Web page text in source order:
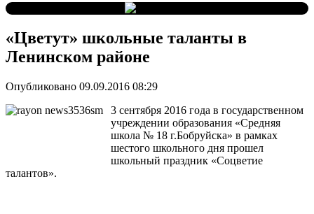
«Цветут» школьные таланты в
Ленинском районе
Опубликовано 09.09.2016 08:29
3 сентября 2016 года в государственном
учреждении образования «Средняя
школа № 18 г.Бобруйска» в рамках
шестого школьного дня прошел
школьный праздник «Соцветие
талантов».